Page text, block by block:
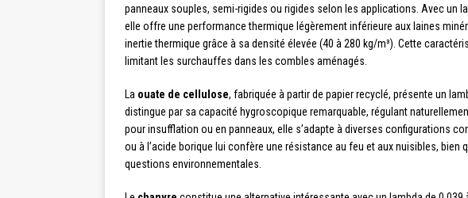
panneaux souples, semi-rigides ou rigides selon les applications. Avec un
elle offre une performance thermique légèrement inférieure aux laines
inertie thermique grâce à sa densité élevée (40 à 280 kg/m³). Cette
limitant les surchauffes dans les combles aménagés.
La ouate de cellulose, fabriquée à partir de papier recyclé, présente un
distingue par sa capacité hygroscopique remarquable, régulant
pour insufflation ou en panneaux, elle s’adapte à diverses configurations
ou à l’acide borique lui confère une résistance au feu et aux nuisibles,
questions environnementales.